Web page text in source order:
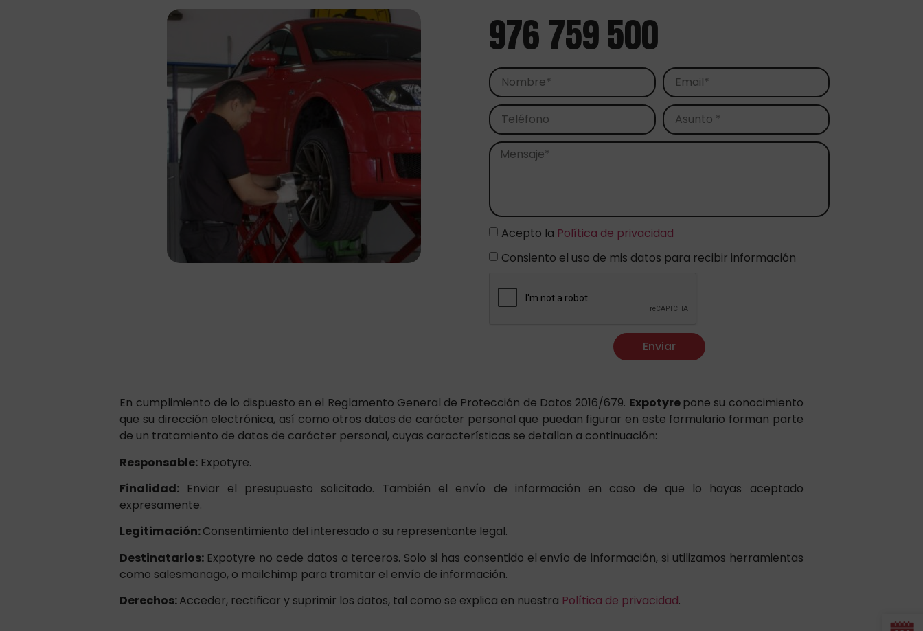
976 759 500
Acepto la Política de privacidad
Consiento el uso de mis datos para recibir información
Enviar
En cumplimiento de lo dispuesto en el Reglamento General de Protección de Datos 2016/679. Expotyre pone su conocimiento
que su dirección electrónica, así como otros datos de carácter personal que puedan figurar en este formulario forman parte
de un tratamiento de datos de carácter personal, cuyas características se detallan a continuación:
Responsable: Expotyre.
Finalidad: Enviar el presupuesto solicitado. También el envío de información en caso de que lo hayas aceptado
expresamente.
Legitimación:Consentimiento del interesado o su representante legal.
Destinatarios: Expotyre no cede datos a terceros. Solo si has consentido el envío de información, si utilizamos herramientas
como salesmanago, o mailchimp para tramitar el envío de información.
Derechos:Acceder, rectificar y suprimir los datos, tal como se explica en nuestra Política de privacidad.